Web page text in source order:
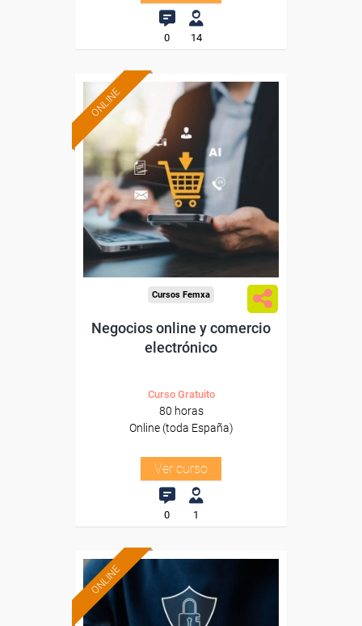
0 14
ONLINE
Formación 100%
subvencionada.
Para desempleados,
trabajadores y autónomos.
Sector
-Comercio.
Cursos Femxa
Negocios online y comercio
electrónico
Curso Gratuito
80 horas
Online (toda España)
Ver curso
0 1
ONLINE
Formación 100%
subvencionada.